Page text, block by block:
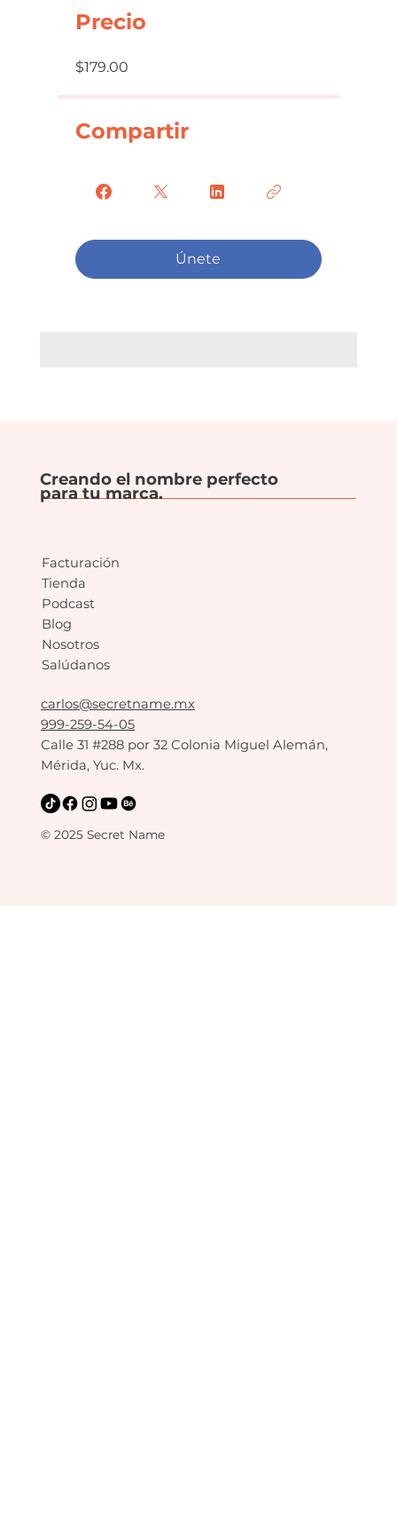
Precio
$179.00
Compartir
Únete
Creando el nombre perfecto
para tu marca.
carlos@secretname.mx
999-259-54-05
Calle 31 #288 por 32 Colonia Miguel Alemán,
Mérida, Yuc. Mx.
Facturación
Tienda
Podcast
Blog
Nosotros
Salúdanos
© 2025 Secret Name